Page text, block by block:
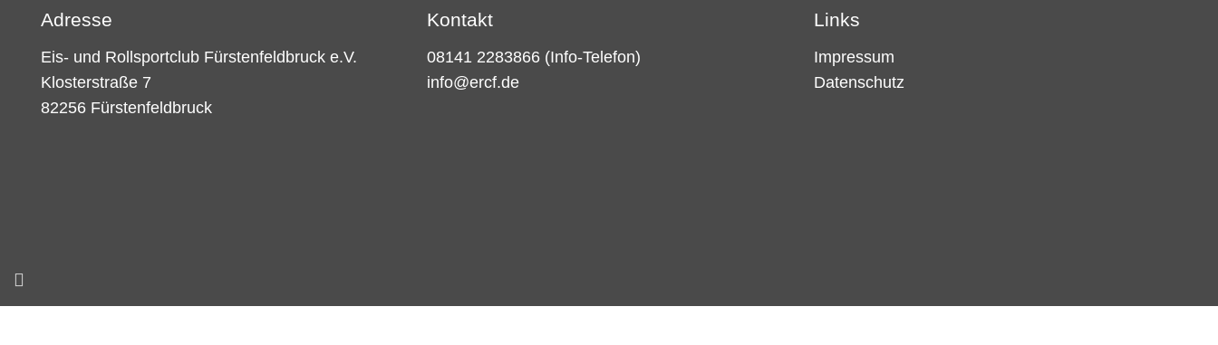
Adresse
Eis- und Rollsportclub Fürstenfeldbruck e.V.
Klosterstraße 7
82256 Fürstenfeldbruck
Kontakt
08141 2283866 (Info-Telefon)
info@ercf.de
Links
Impressum
Datenschutz